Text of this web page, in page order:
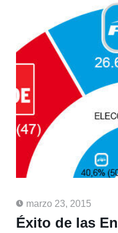
marzo 23, 2015
Éxito de las